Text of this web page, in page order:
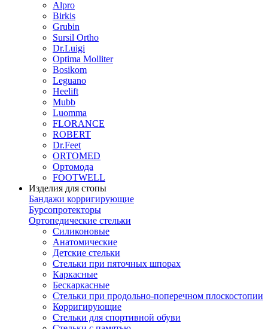
Alpro
Birkis
Grubin
Sursil Ortho
Dr.Luigi
Optima Molliter
Bosikom
Leguano
Heelift
Mubb
Luomma
FLORANCE
ROBERT
Dr.Feet
ORTOMED
Ортомода
FOOTWELL
Изделия для стопы
Бандажи корригирующие
Бурсопротекторы
Ортопедические стельки
Силиконовые
Анатомические
Детские стельки
Стельки при пяточных шпорах
Каркасные
Бескаркасные
Стельки при продольно-поперечном плоскостопии
Корригирующие
Стельки для спортивной обуви